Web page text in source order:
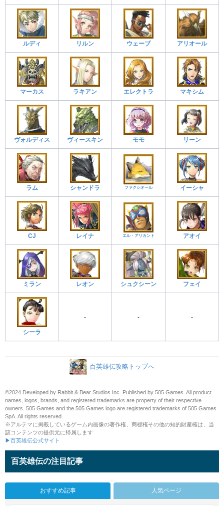
ルディ リルン ウェーブ アリオール
マーカス ラキアン エレクトラ マキシム
ヴォルディス ヴィースキン モモ リーン
ラム シャンドラ ファクシオール イーシャ
CJ レイナ エル・アリカント アオイ
ミラン レオン シュクシーン フェイ
シーラ
- - -
百英雄伝攻略トップへ
©2024 Developed by Rabbit & Bear Studios Inc. Published by 505 Games. All product
names, logos, brands, and registered trademarks are property of their respective
owners. 505 Games and the 505 Games logo are registered trademarks of 505 Games
SpA. All rights reserved.
※アルテマに掲載しているゲーム内画像の著作権、商標権その他の知的財産権は、当
該コンテンツの提供元に帰属します
▶百英雄伝公式サイト
百英雄伝の注目記事
おすすめ記事 人気ページ